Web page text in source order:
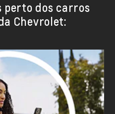
perto dos carros
Chevrolet: